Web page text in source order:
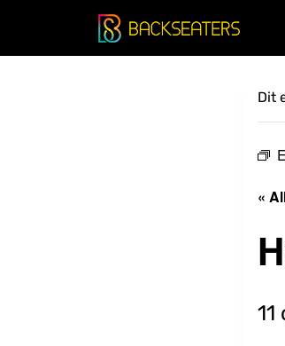
Dit
«